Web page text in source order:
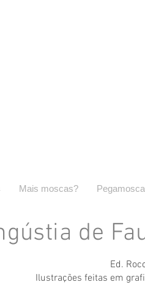
Mais moscas?
de
Ed.
Ilustrações feitas em